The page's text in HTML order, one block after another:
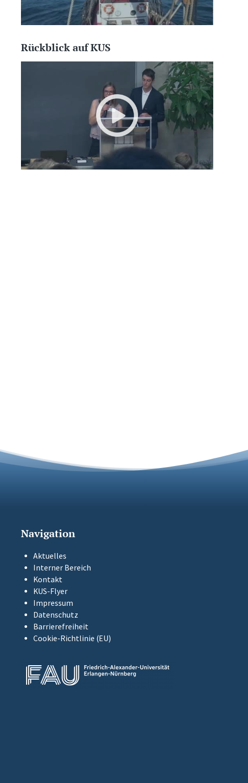
Rückblick auf KUS
Navigation
Aktuelles
Interner Bereich
Kontakt
KUS-Flyer
Impressum
Datenschutz
Barrierefreiheit
Cookie-Richtlinie (EU)